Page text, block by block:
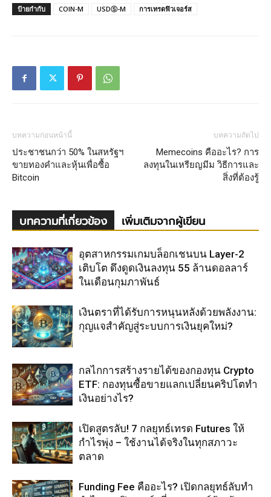
ป้ายกำกับ COIN-M USDⓈ-M การเทรดฟิวเจอร์ส
บทความก่อนหน้านี้
ประชาชนกว่า 50% ในสหรัฐฯ
ขายทองคำและหุ้นเพื่อซื้อ
Bitcoin
บทความถัดไป
Memecoins คืออะไร? การ
ลงทุนในเหรียญมีม วิธีการและ
สิ่งที่ต้องรู้
บทความที่เกี่ยวข้อง เพิ่มเติมจากผู้เขียน
อุตสาหกรรมเกมบล็อกเชนบน Layer-2
เติบโต ดึงดูดเงินลงทุน 55 ล้านดอลลาร์
ในเดือนกุมภาพันธ์
เงินตราที่ได้รับการหนุนหลังด้วยพลังงาน:
กุญแจสำคัญสู่ระบบการเงินยุคใหม่?
กลไกการสร้างรายได้ของกองทุน Crypto
ETF: กองทุนซื้อขายแลกเปลี่ยนคริปโตทำ
เงินอย่างไร?
เปิดสูตรลับ! 7 กลยุทธ์เทรด Futures ให้
กำไรพุ่ง – ใช้งานได้จริงในทุกสภาวะ
ตลาด
Funding Fee คืออะไร? เปิดกลยุทธ์ลับทำ